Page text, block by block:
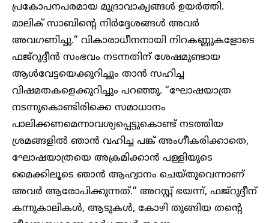
പ്രകോപനപരമായ മുദ്രാവാക്യങ്ങൾ ഉയർത്തി.
മാലിക് സാബിന്റെ നിർദ്ദേശങ്ങൾ അവർ
അവഗണിച്ചു.” വികാരാധീനനായി നിറകണ്ണുകളോടെ
ഫജ്‌റുദ്ദീൻ സംഭവം നടന്നതിന് ശേഷമുണ്ടായ
ആൾവേട്ടയെക്കുറിച്ചും താൻ സഹിച്ച
വിഷമതകളെക്കുറിച്ചും പറഞ്ഞു. “ഘോഷയാത്ര
നടന്നുകൊണ്ടിരിക്കെ സമാധാനം
പാലിക്കണമെന്നാവശ്യപ്പെട്ടുകൊണ്ട് നടത്തിയ
ശ്രമങ്ങളിൽ ഞാൻ വഹിച്ച പങ്ക് അംഗീകരിക്കാതെ,
ഘോഷയാത്രയെ അക്രമിക്കാൻ പള്ളിയുടെ
മൈക്കിലൂടെ ഞാൻ ആഹ്വാനം ചെയ്തുവെന്നാണ്
അവർ ആരോപിക്കുന്നത്.” അറസ്റ്റ് ഭയന്ന്, ഫജ്‌റുദ്ദീന്
കന്നുകാലികൾ, ആടുകൾ, കോഴി തുങ്ങിയ തന്റെ